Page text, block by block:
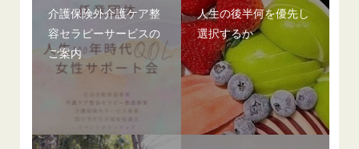
介護保険外介護ケア整
容セラピーサービスの
ご案内
人生の後半何を優先し
選択するか